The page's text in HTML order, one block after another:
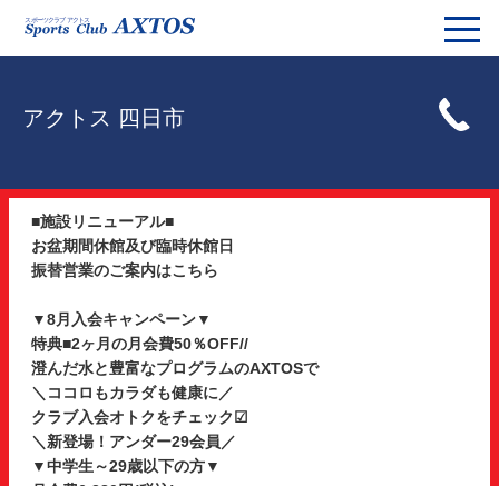
アクトス 四日市
■施設リニューアル■
お盆期間休館及び臨時休館日
振替営業のご案内はこちら
▼8月入会キャンペーン▼
特典■2ヶ月の月会費50％OFF//
澄んだ水と豊富なプログラムのAXTOSで
＼ココロもカラダも健康に／
クラブ入会オトクをチェック☑
＼新登場！アンダー29会員／
▼中学生～29歳以下の方▼